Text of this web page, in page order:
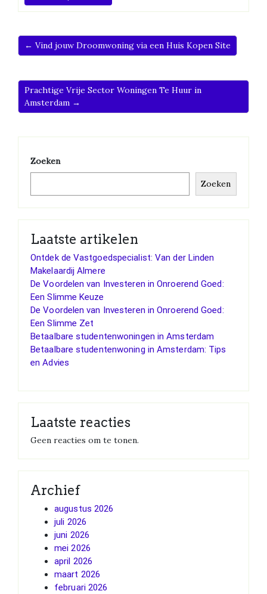
← Vind jouw Droomwoning via een Huis Kopen Site
Prachtige Vrije Sector Woningen Te Huur in
Amsterdam →
Zoeken
Zoeken
Laatste artikelen
Ontdek de Vastgoedspecialist: Van der Linden
Makelaardij Almere
De Voordelen van Investeren in Onroerend Goed:
Een Slimme Keuze
De Voordelen van Investeren in Onroerend Goed:
Een Slimme Zet
Betaalbare studentenwoningen in Amsterdam
Betaalbare studentenwoning in Amsterdam: Tips
en Advies
Laatste reacties
Geen reacties om te tonen.
Archief
augustus 2026
juli 2026
juni 2026
mei 2026
april 2026
maart 2026
februari 2026